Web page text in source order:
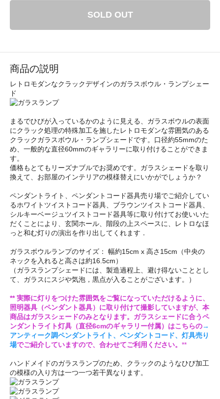
SOLD OUT
商品の説明
レトロモダンなクラックデザインのガラスボウル・ランプシェー
ド
まるでひびが入っているかのように見える、ガラスボウルの表面
にクラック処理の特殊加工を施したレトロモダンな雰囲気のある
クラックガラスボウル・ランプシェードです。口径約55mmのた
め、一般的な直径60mmのギャラリーに取り付けることができま
す。
価格もとてもリーズナブルでお奨めです。ガラスシェードを取り
換えて、お部屋のインテリアの模様替えにいかがでしょうか？
ペンダントライト、ペンダントコード器具売り場でご紹介してい
るホワイトツイストコード器具、ブラウンツイストコード器具、
シルキーベージュツイストコード器具等に取り付けてお使いいた
だくことにより、玄関ホール、階段の上スペースに、レトロなほ
っと和む灯りの演出を作り出してくれます．
ガラスボウルランプのサイズ： 幅約15cm x 高さ15cm（中央の
ネックを入れると高さは約16.5cm）
（ガラスランプシェードには、製造過程上、避け得ないこととし
て、ガラスにスジや気泡，黒点が入ることがございます。）
** 実際に灯りをつけた雰囲気をご覧になっていただけるように、
照明器具（ペンダント器具）に取り付けて撮影していますが、本
商品はガラスシェードのみとなります。ガラスシェードに合うペ
ンダントライト灯具（直径6cmのギャラリー付属）はこちらの→
アンティーク調ペンダントライト、ペンダントコード、灯具売り
場でご紹介していますので、合わせてご利用ください。 **
ハンドメイドのガラスランプのため、クラックのようなひび加工
の模様の入り方は一つ一つ若干異なります。